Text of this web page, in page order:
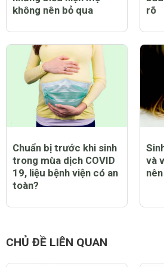
không nên bỏ qua
rõ
Chuẩn bị trước khi sinh
trong mùa dịch COVID
19, liệu bệnh viện có an
toàn?
và
CHỦ ĐỀ LIÊN QUAN